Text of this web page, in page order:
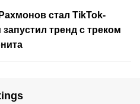
стал TikTok-
тренд с треком